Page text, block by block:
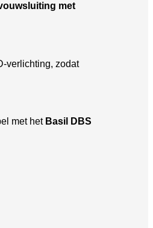
met
verlichting, zodat
met het Basil DBS